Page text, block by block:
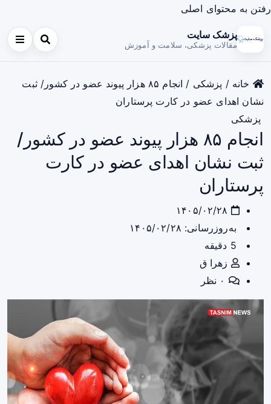
رفتن به محتوای اصلی
پزشک سایت
مقالات پزشکی، سلامت و آموزش
خانه / پزشکی /
انجام ۸۵ هزار پیوند عضو در کشور/ ثبت
نشان اهدای عضو در کارت پرستاران
پزشکی
انجام ۸۵ هزار پیوند عضو در کشور/
ثبت نشان اهدای عضو در کارت
پرستاران
به‌روزرسانی: ۱۴۰۵/۰۲/۲۸
زهرا ق